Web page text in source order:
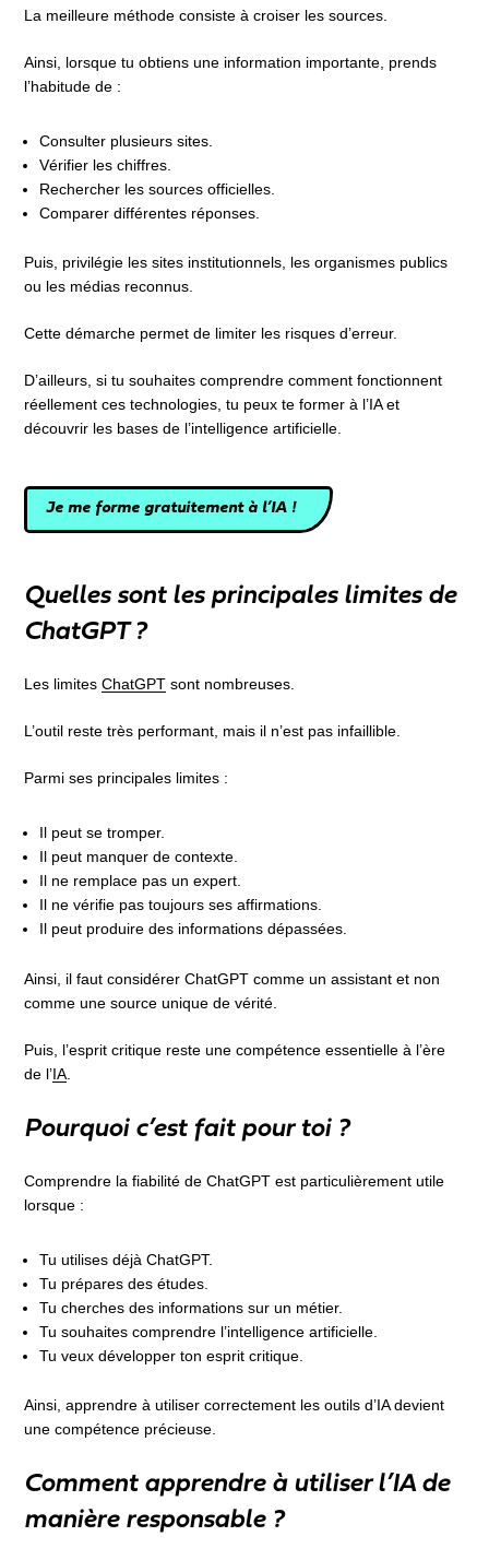
La meilleure méthode consiste à croiser les sources.
Ainsi, lorsque tu obtiens une information importante, prends
l’habitude de :
Consulter plusieurs sites.
Vérifier les chiffres.
Rechercher les sources officielles.
Comparer différentes réponses.
Puis, privilégie les sites institutionnels, les organismes publics
ou les médias reconnus.
Cette démarche permet de limiter les risques d’erreur.
D’ailleurs, si tu souhaites comprendre comment fonctionnent
réellement ces technologies, tu peux te former à l’IA et
découvrir les bases de l’intelligence artificielle.
Je me forme gratuitement à l’IA !
Quelles sont les principales limites de
ChatGPT ?
Les limitesChatGPT sont nombreuses.
L’outil reste très performant, mais il n’est pas infaillible.
Parmi ses principales limites :
Il peut se tromper.
Il peut manquer de contexte.
Il ne remplace pas un expert.
Il ne vérifie pas toujours ses affirmations.
Il peut produire des informations dépassées.
Ainsi, il faut considérer ChatGPT comme un assistant et non
comme une source unique de vérité.
Puis, l’esprit critique reste une compétence essentielle à l’ère
de l’IA
Pourquoi c’est fait pour toi ?
Comprendre la fiabilité de ChatGPT est particulièrement utile
lorsque :
Tu utilises déjà ChatGPT.
Tu prépares des études.
Tu cherches des informations sur un métier.
Tu souhaites comprendre l’intelligence artificielle.
Tu veux développer ton esprit critique.
Ainsi, apprendre à utiliser correctement les outils d’IA devient
une compétence précieuse.
Comment apprendre à utiliser l’IA de
manière responsable ?